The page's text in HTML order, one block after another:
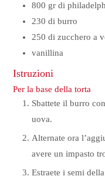
800 gr di
230 di burro
250 di zucchero a
vanillina
Istruzioni
Per la base della torta
Sbattete il burro
uova.
Alternate ora
avere un impasto
Estraete i semi